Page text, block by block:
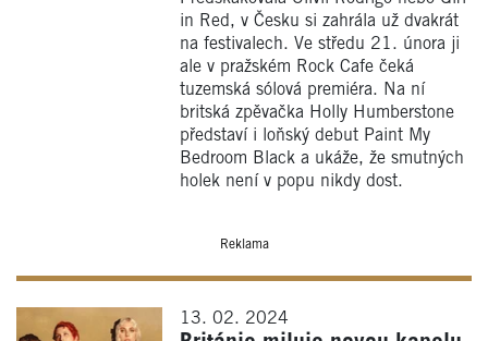
in Red, v Česku si zahrála už dvakrát
na festivalech. Ve středu 21. února ji
ale v pražském Rock Cafe čeká
tuzemská sólová premiéra. Na ní
britská zpěvačka Holly Humberstone
představí i loňský debut Paint My
Bedroom Black a ukáže, že smutných
holek není v popu nikdy dost.
Reklama
13. 02. 2024